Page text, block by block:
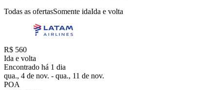
Todas as ofertasSomente idaIda e volta
R$ 560
Ida e volta
Encontrado há 1 dia
qua., 4 de nov. - qua., 11 de nov.
POA